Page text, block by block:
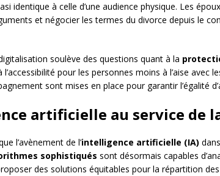
identique à celle d’une audience physique. Les
et négocier les termes du divorce depuis le
soulève des questions quant à la
l’accessibilité pour les personnes moins à l’aise avec
sont mises en place pour garantir l’égalité
artificielle au service de
l’avènement de l’intelligence artificielle (IA)
sophistiqués sont désormais capables
des solutions équitables pour la répartition